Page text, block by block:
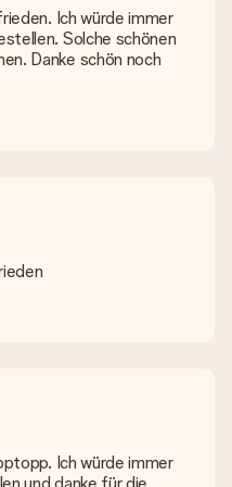
oder ein Geschenk in einer
Seite nicht fündig?
dort wird dir gerne
hinzu? Was genau ist
der Empfänger genau
geliefert?
Aber unsere
Versandverpackung
Ich würde immer
Solche schönen
Danke schön noch
Ich würde immer